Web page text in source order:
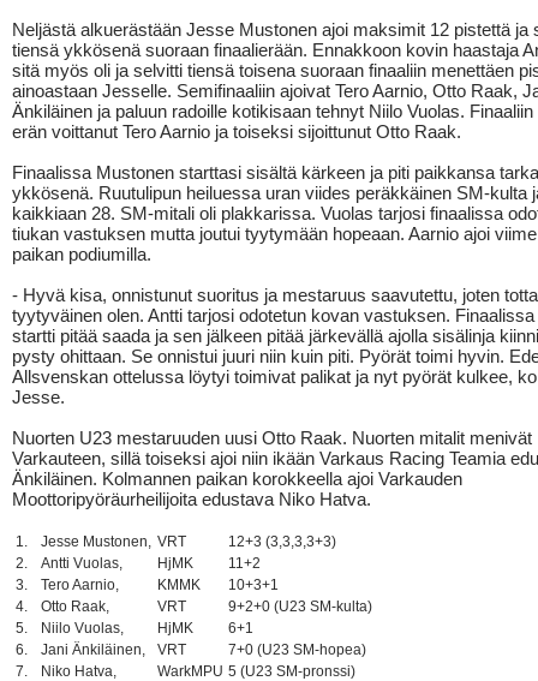
Neljästä alkuerästään Jesse Mustonen ajoi maksimit 12 pistettä ja
tiensä ykkösenä suoraan finaalierään. Ennakkoon kovin haastaja
sitä myös oli ja selvitti tiensä toisena suoraan finaaliin menettäen
ainoastaan Jesselle. Semifinaaliin ajoivat Tero Aarnio, Otto Raak,
Änkiläinen ja paluun radoille kotikisaan tehnyt Niilo Vuolas.
erän voittanut Tero Aarnio ja toiseksi sijoittunut Otto Raak.
Finaalissa Mustonen starttasi sisältä kärkeen ja piti paikkansa
ykkösenä. Ruutulipun heiluessa uran viides peräkkäinen SM-kulta
kaikkiaan 28. SM-mitali oli plakkarissa. Vuolas tarjosi finaalissa
tiukan vastuksen mutta joutui tyytymään hopeaan. Aarnio ajoi
paikan podiumilla.
- Hyvä kisa, onnistunut suoritus ja mestaruus saavutettu, joten
tyytyväinen olen. Antti tarjosi odotetun kovan vastuksen.
startti pitää saada ja sen jälkeen pitää järkevällä ajolla sisälinja
pysty ohittaan. Se onnistui juuri niin kuin piti. Pyörät toimi hyvin.
Allsvenskan ottelussa löytyi toimivat palikat ja nyt pyörät kulkee,
Jesse.
Nuorten U23 mestaruuden uusi Otto Raak. Nuorten mitalit menivät
Varkauteen, sillä toiseksi ajoi niin ikään Varkaus Racing Teamia
Änkiläinen. Kolmannen paikan korokkeella ajoi Varkauden
Moottoripyöräurheilijoita edustava Niko Hatva.
1. Jesse Mustonen, VRT
12+3 (3,3,3,3+3)
2.
Antti Vuolas, HjMK
11+2
3.
Tero Aarnio, KMMK
10+3+1
4.
Otto Raak, VRT
9+2+0 (U23 SM-kulta)
5.
Niilo Vuolas, HjMK
6+1
6.
Jani Änkiläinen, VRT
7+0 (U23 SM-hopea)
7.
Niko Hatva, WarkMPU 5 (U23 SM-pronssi)